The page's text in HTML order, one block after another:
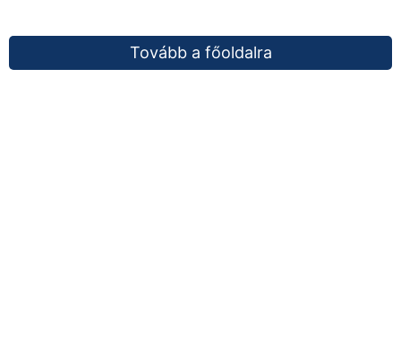
Tovább a főoldalra